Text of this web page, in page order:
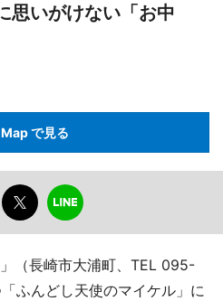
思いがけない「お中
で見る
（長崎市大浦町、TEL 095-
ふんどし天使のマイケル」に